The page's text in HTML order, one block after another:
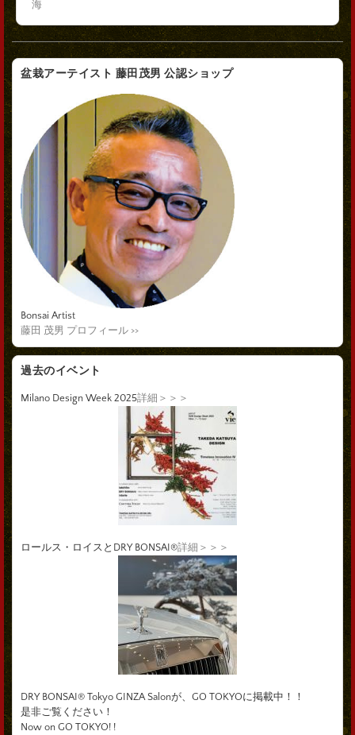
海
盆栽アーテイスト 藤田茂男 公認ショップ
Bonsai Artist
藤田 茂男 プロフィール >>
過去のイベント
Milano Design Week 2025詳細＞＞＞
ロールス・ロイスとDRY BONSAI®詳細＞＞＞
DRY BONSAI® Tokyo GINZA Salonが、GO TOKYOに掲載中！！
是非ご覧ください！
Now on GO TOKYO! !